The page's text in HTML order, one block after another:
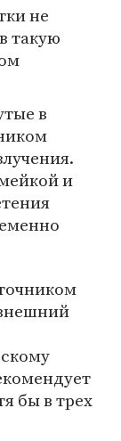
не
такую
в
и
бы в трех